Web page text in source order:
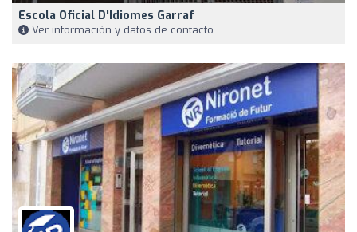
Escola Oficial D'Idiomes Garraf
Ver información y datos de contacto